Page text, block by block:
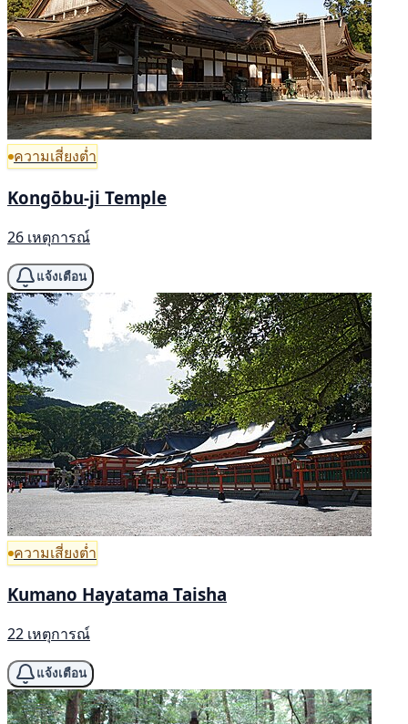
ความเสี่ยงต่ำ
Kongōbu-ji Temple
26 เหตุการณ์
แจ้งเตือน
ความเสี่ยงต่ำ
Kumano Hayatama Taisha
22 เหตุการณ์
แจ้งเตือน